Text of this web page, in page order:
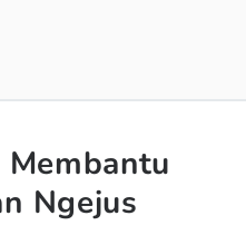
Ngejus